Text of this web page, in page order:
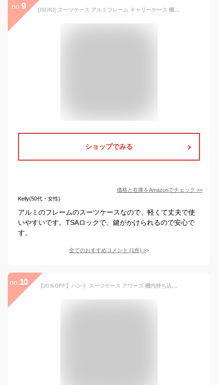
no. 9 [ISUKI] スーツケース アルミフレーム キャリーケース 機内持込 軽量 キャリーバッグ 大型 キャリーバック 静音 TSAロック 耐衝撃 人気 ビジネス 旅行出張 ホワイト White Sサイズ 約39L
ショップでみる
価格と在庫をAmazonでチェック >>
Kelly(50代・女性)
アルミのフレームのスーツケースなので、軽くて丈夫で使
いやすいです。TSAロックで、鍵がかけられるので安心で
す。
全てのおすすめコメント (1件) >
no. 10 【20％OFF】ハント スーツケース アワーズ 機内持ち込み Sサイズ 06752 31L 2泊 3泊 キャスターストッパー フロントオープンポケット フロントポケット 国内 旅行 キャリー かわいい おしゃれ レディース エース HaNT ours 正規販売【HFOP】【セール品】【返品交換不可】